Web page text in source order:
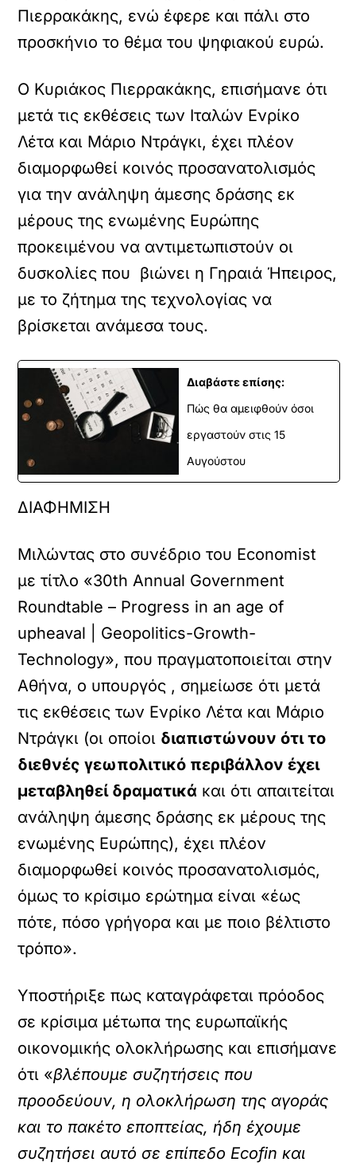
Πιερρακάκης, ενώ έφερε και πάλι στο
προσκήνιο το θέμα του ψηφιακού ευρώ.
Ο Κυριάκος Πιερρακάκης, επισήμανε ότι
μετά τις εκθέσεις των Ιταλών Ενρίκο
Λέτα και Μάριο Ντράγκι, έχει πλέον
διαμορφωθεί κοινός προσανατολισμός
για την ανάληψη άμεσης δράσης εκ
μέρους της ενωμένης Ευρώπης
προκειμένου να αντιμετωπιστούν οι
δυσκολίες που βιώνει η Γηραιά Ήπειρος,
με το ζήτημα της τεχνολογίας να
βρίσκεται ανάμεσα τους.
Διαβάστε επίσης:
Πώς θα αμειφθούν όσοι
εργαστούν στις 15
Αυγούστου
ΔΙΑΦΗΜΙΣΗ
Μιλώντας στο συνέδριο του Economist
με τίτλο «30th Annual Government
Roundtable – Progress in an age of
upheaval | Geopolitics-Growth-
Technology», που πραγματοποιείται στην
Αθήνα, ο υπουργός , σημείωσε ότι μετά
τις εκθέσεις των Ενρίκο Λέτα και Μάριο
Ντράγκι (οι οποίοι διαπιστώνουν ότι το
διεθνές γεωπολιτικό περιβάλλον έχει
μεταβληθεί δραματικά και ότι απαιτείται
ανάληψη άμεσης δράσης εκ μέρους της
ενωμένης Ευρώπης), έχει πλέον
διαμορφωθεί κοινός προσανατολισμός,
όμως το κρίσιμο ερώτημα είναι «έως
πότε, πόσο γρήγορα και με ποιο βέλτιστο
τρόπο».
Υποστήριξε πως καταγράφεται πρόοδος
σε κρίσιμα μέτωπα της ευρωπαϊκής
οικονομικής ολοκλήρωσης και επισήμανε
ότι «βλέπουμε συζητήσεις που
προοδεύουν, η ολοκλήρωση της αγοράς
και το πακέτο εποπτείας, ήδη έχουμε
συζητήσει αυτό σε επίπεδο Ecofin και